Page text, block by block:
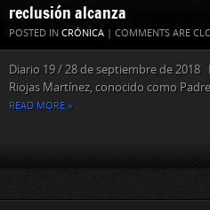
reclusión alcanza
POSTED IN CRÓNICA | COMMENTS ARE
Diario 19 / 28 de septiembre de 2018
Riojas Martínez, conocido como
READ MORE »